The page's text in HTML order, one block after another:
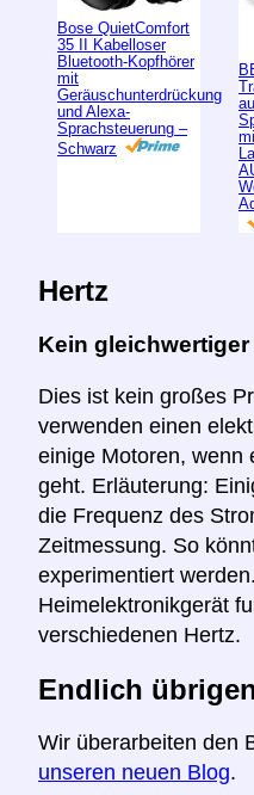
Bose QuietComfort
35 II Kabelloser
Bluetooth-Kopfhörer
mit
Geräuschunterdrückung
und Alexa-
Sprachsteuerung –
Schwarz
Hertz
Kein gleichwertiger
Dies ist kein großes
verwenden einen
einige Motoren, wenn
geht. Erläuterung:
die Frequenz des
Zeitmessung. So
experimentiert
Heimelektronikgerät
verschiedenen Hertz.
Endlich
Wir überarbeiten den
unseren neuen Blog.